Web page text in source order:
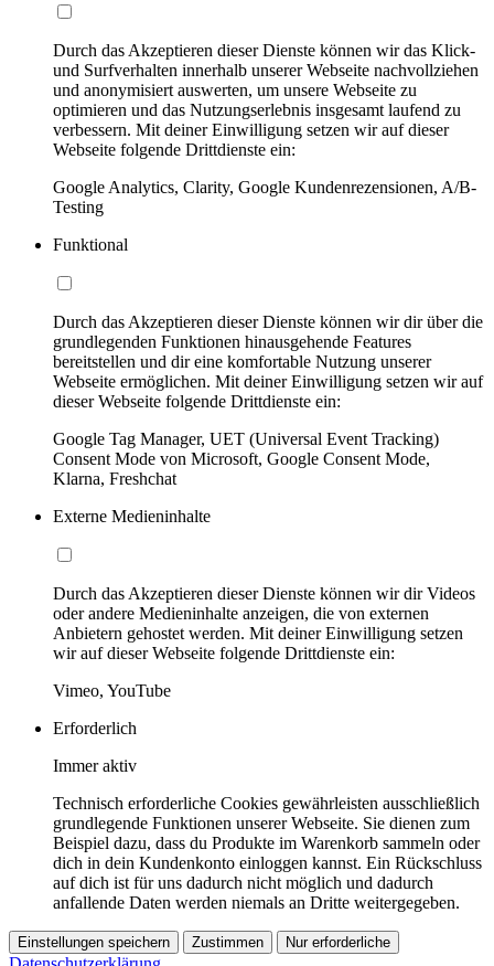
Durch das Akzeptieren dieser Dienste können wir das Klick-
und Surfverhalten innerhalb unserer Webseite nachvollziehen
und anonymisiert auswerten, um unsere Webseite zu
optimieren und das Nutzungserlebnis insgesamt laufend zu
verbessern. Mit deiner Einwilligung setzen wir auf dieser
Webseite folgende Drittdienste ein:
Google Analytics, Clarity, Google Kundenrezensionen, A/B-
Testing
Funktional
Durch das Akzeptieren dieser Dienste können wir dir über die
grundlegenden Funktionen hinausgehende Features
bereitstellen und dir eine komfortable Nutzung unserer
Webseite ermöglichen. Mit deiner Einwilligung setzen wir auf
dieser Webseite folgende Drittdienste ein:
Google Tag Manager, UET (Universal Event Tracking)
Consent Mode von Microsoft, Google Consent Mode,
Klarna, Freshchat
Externe Medieninhalte
Durch das Akzeptieren dieser Dienste können wir dir Videos
oder andere Medieninhalte anzeigen, die von externen
Anbietern gehostet werden. Mit deiner Einwilligung setzen
wir auf dieser Webseite folgende Drittdienste ein:
Vimeo, YouTube
Erforderlich
Immer aktiv
Technisch erforderliche Cookies gewährleisten ausschließlich
grundlegende Funktionen unserer Webseite. Sie dienen zum
Beispiel dazu, dass du Produkte im Warenkorb sammeln oder
dich in dein Kundenkonto einloggen kannst. Ein Rückschluss
auf dich ist für uns dadurch nicht möglich und dadurch
anfallende Daten werden niemals an Dritte weitergegeben.
Einstellungen speichern Zustimmen Nur erforderliche